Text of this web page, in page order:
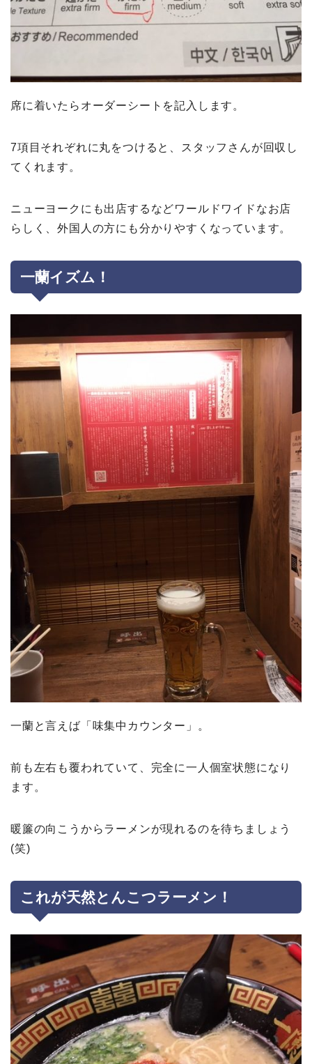
席に着いたらオーダーシートを記入します。
7項目それぞれに丸をつけると、スタッフさんが回収し
てくれます。
ニューヨークにも出店するなどワールドワイドなお店
らしく、外国人の方にも分かりやすくなっています。
一蘭イズム！
一蘭と言えば「味集中カウンター」。
前も左右も覆われていて、完全に一人個室状態になり
ます。
暖簾の向こうからラーメンが現れるのを待ちましょう
(笑)
これが天然とんこつラーメン！